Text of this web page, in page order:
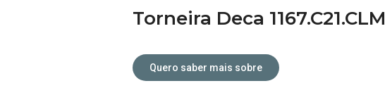
Torneira Deca 1167.C21.CLM
Quero saber mais sobre